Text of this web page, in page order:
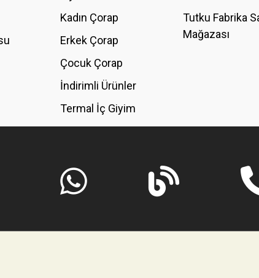
Kadın Çorap
Erkek Çorap
Çocuk Çorap
İndirimli Ürünler
Termal İç Giyim
Tutku Fabrika
Mağazası